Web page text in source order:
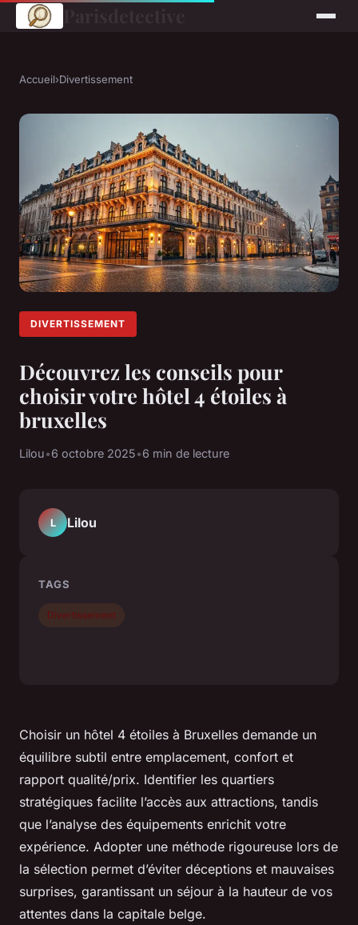
Accueil›Divertissement
DIVERTISSEMENT
Découvrez les conseils pour
choisir votre hôtel 4 étoiles à
bruxelles
Lilou•6 octobre 2025•6 min de lecture
Choisir un hôtel 4 étoiles à Bruxelles demande un
équilibre subtil entre emplacement, confort et
rapport qualité/prix. Identifier les quartiers
stratégiques facilite l’accès aux attractions, tandis
que l’analyse des équipements enrichit votre
expérience. Adopter une méthode rigoureuse lors de
la sélection permet d’éviter déceptions et mauvaises
surprises, garantissant un séjour à la hauteur de vos
attentes dans la capitale belge.
L Lilou
TAGS
Divertissement